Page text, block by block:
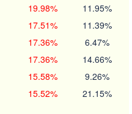
19.98% 11.95%
17.51% 11.39%
17.36% 6.47%
17.36% 14.66%
15.58% 9.26%
15.52% 21.15%